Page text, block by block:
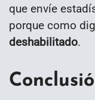
que envíe
porque como
deshabilitado.